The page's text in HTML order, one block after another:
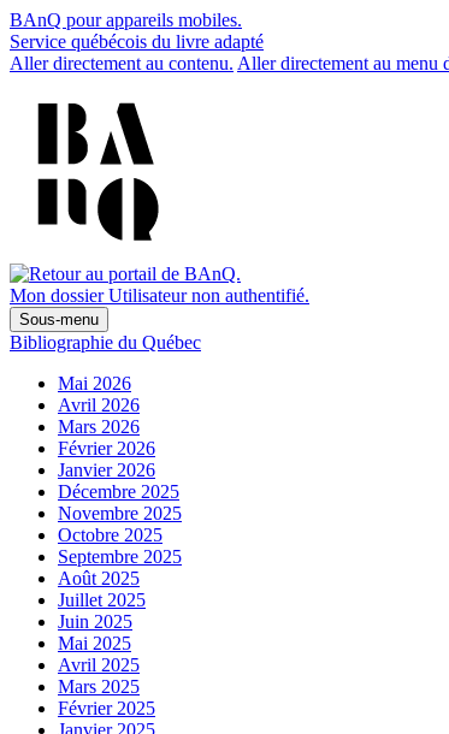
BAnQ pour appareils mobiles.
Service québécois du livre adapté
Aller directement au contenu. Aller directement au menu
Mon dossier Utilisateur non authentifié.
Sous-menu
Bibliographie du Québec
Mai 2026
Avril 2026
Mars 2026
Février 2026
Janvier 2026
Décembre 2025
Novembre 2025
Octobre 2025
Septembre 2025
Août 2025
Juillet 2025
Juin 2025
Mai 2025
Avril 2025
Mars 2025
Février 2025
Janvier 2025